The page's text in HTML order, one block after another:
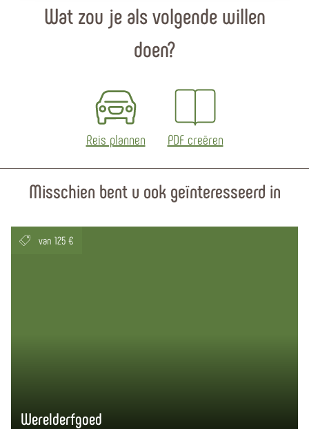
Wat zou je als volgende willen
doen?
Reis plannen PDF creëren
Misschien bent u ook geïnteresseerd in
van 125 €
Werelderfgoed